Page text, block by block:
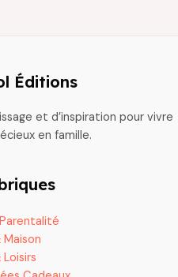
Éditions
et d’inspiration pour vivre
en famille.